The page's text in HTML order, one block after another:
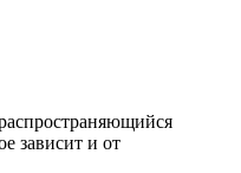
зависит и от